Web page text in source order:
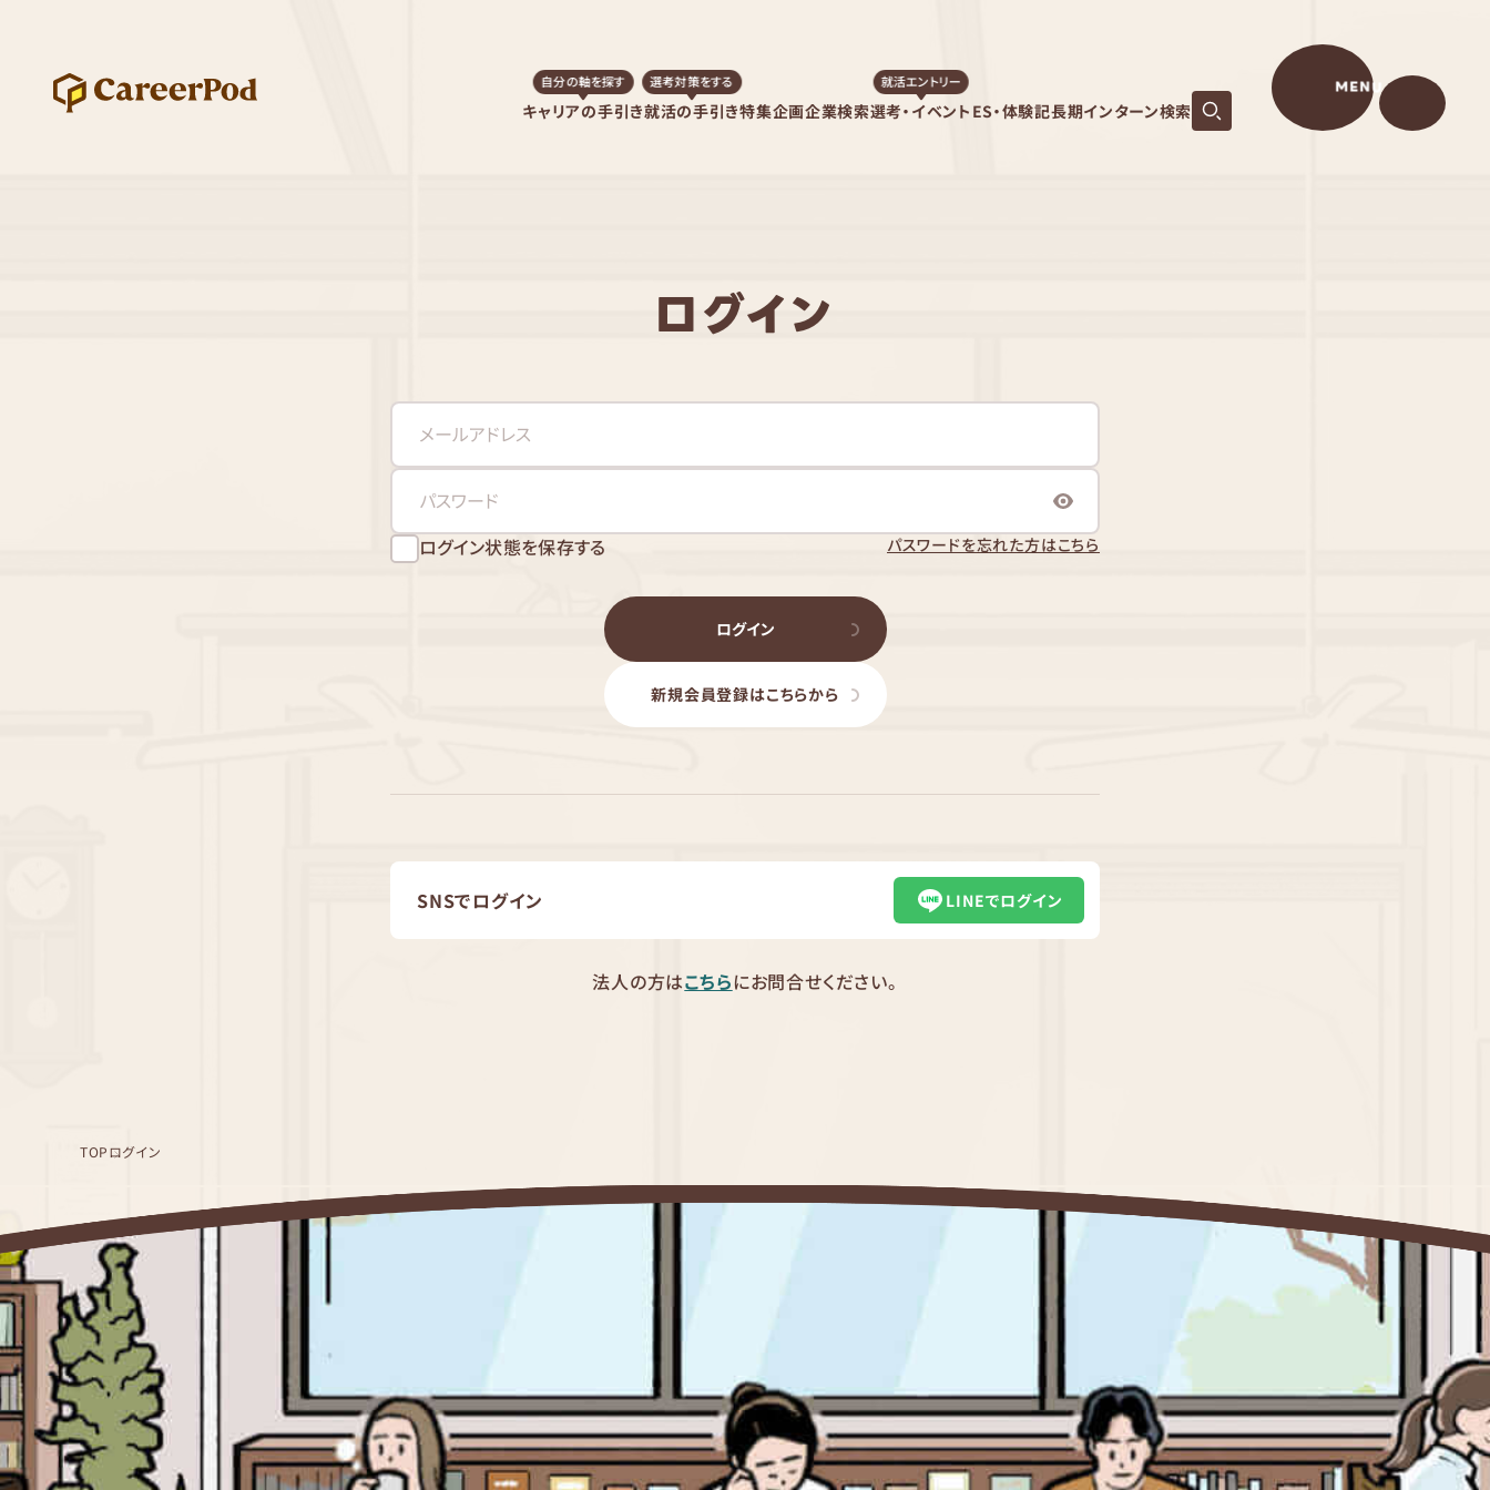
キャリアの手引き
自分の軸を探す
就活の手引き
選考対策をする
特集企画企業検索選考・イベント
就活エントリー
ES・体験記長期インターン検索
MENU
ログイン
ログイン状態を保存する パスワードを忘れた方はこちら
ログイン
新規会員登録はこちらから
SNSでログイン LINEでログイン
法人の方はこちらにお問合せください。
TOPログイン